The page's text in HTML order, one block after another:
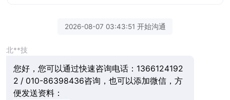
2026-08-07 03:43:51 开始沟通
北**技
您好，您可以通过快速咨询电话：1366124192
2 / 010-86398436咨询，也可以添加微信，方
便发送资料：